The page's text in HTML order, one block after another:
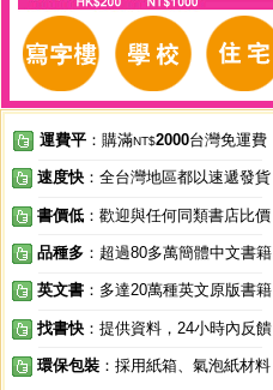
運費平 ：購滿NT$2000台灣免運費
速度快 ：全台灣地區都以速遞發貨
書價低 ：歡迎與任何同類書店比價
品種多 ：超過80多萬簡體中文書籍
英文書 ：多達20萬種英文原版書籍
找書快 ：提供資料，24小時內反饋
環保包裝 ：採用紙箱、氣泡紙材料